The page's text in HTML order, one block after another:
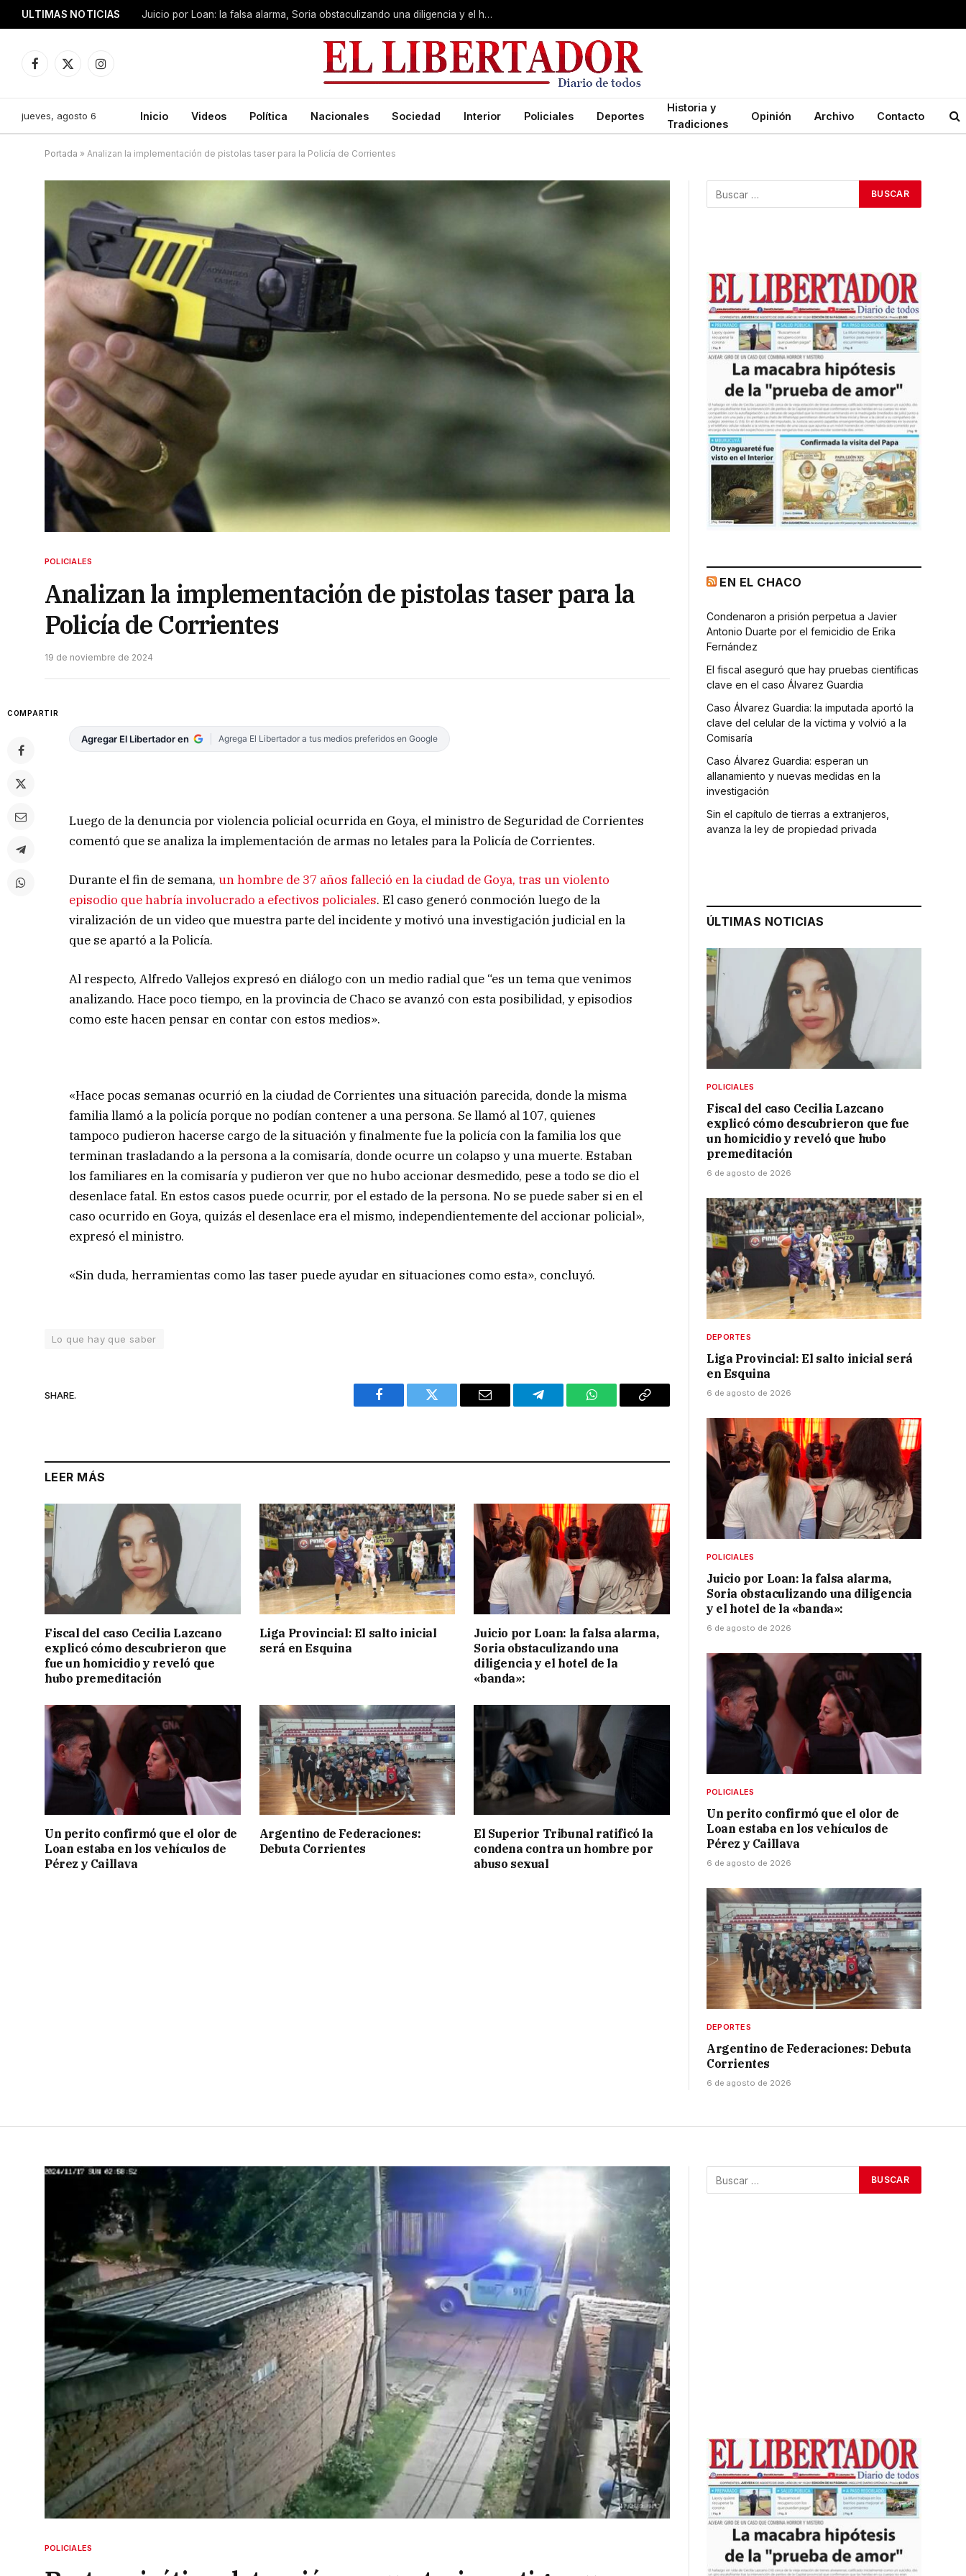
ULTIMAS NOTICIAS Juicio por Loan: la falsa alarma, Soria obstaculizando una diligencia y el hotel de la «banda»:
Facebook
X
Instagram
jueves, agosto 6 Inicio Videos Política Nacionales Sociedad Interior Policiales Deportes
Historia y
Tradiciones
Opinión Archivo Contacto
Portada » Analizan la implementación de pistolas taser para la Policía de Corrientes
POLICIALES
Analizan la implementación de pistolas taser para la
Policía de Corrientes
19 de noviembre de 2024
COMPARTIR
Agregar El Libertador en Agrega El Libertador a tus medios preferidos en Google
Luego de la denuncia por violencia policial ocurrida en Goya, el ministro de Seguridad de Corrientes
comentó que se analiza la implementación de armas no letales para la Policía de Corrientes.
Durante el fin de semana,un hombre de 37 años falleció en la ciudad de Goya, tras un violento
episodio que habría involucrado a efectivos policiales. El caso generó conmoción luego de la
viralización de un video que muestra parte del incidente y motivó una investigación judicial en la
que se apartó a la Policía.
Al respecto, Alfredo Vallejos expresó en diálogo con un medio radial que “es un tema que venimos
analizando. Hace poco tiempo, en la provincia de Chaco se avanzó con esta posibilidad, y episodios
como este hacen pensar en contar con estos medios».
«Hace pocas semanas ocurrió en la ciudad de Corrientes una situación parecida, donde la misma
familia llamó a la policía porque no podían contener a una persona. Se llamó al 107, quienes
tampoco pudieron hacerse cargo de la situación y finalmente fue la policía con la familia los que
terminan trasladando a la persona a la comisaría, donde ocurre un colapso y una muerte. Estaban
los familiares en la comisaría y pudieron ver que no hubo accionar desmedido, pese a todo se dio el
desenlace fatal. En estos casos puede ocurrir, por el estado de la persona. No se puede saber si en el
caso ocurrido en Goya, quizás el desenlace era el mismo, independientemente del accionar policial»,
expresó el ministro.
«Sin duda, herramientas como las taser puede ayudar en situaciones como esta», concluyó.
Lo que hay que saber
SHARE.
Facebook Twitter Email Telegram WhatsAppCopy
LEER MÁS
Fiscal del caso Cecilia Lazcano
explicó cómo descubrieron que
fue un homicidio y reveló que
hubo premeditación
Liga Provincial: El salto inicial
será en Esquina
Juicio por Loan: la falsa alarma,
Soria obstaculizando una
diligencia y el hotel de la
«banda»:
Un perito confirmó que el olor de
Loan estaba en los vehículos de
Pérez y Caillava
Argentino de Federaciones:
Debuta Corrientes
El Superior Tribunal ratificó la
condena contra un hombre por
abuso sexual
EN EL CHACO
Condenaron a prisión perpetua a Javier
Antonio Duarte por el femicidio de Erika
Fernández
El fiscal aseguró que hay pruebas científicas
clave en el caso Álvarez Guardia
Caso Álvarez Guardia: la imputada aportó la
clave del celular de la víctima y volvió a la
Comisaría
Caso Álvarez Guardia: esperan un
allanamiento y nuevas medidas en la
investigación
Sin el capítulo de tierras a extranjeros,
avanza la ley de propiedad privada
ÚLTIMAS NOTICIAS
POLICIALES
Fiscal del caso Cecilia Lazcano
explicó cómo descubrieron que fue
un homicidio y reveló que hubo
premeditación
6 de agosto de 2026
DEPORTES
Liga Provincial: El salto inicial será
en Esquina
6 de agosto de 2026
POLICIALES
Juicio por Loan: la falsa alarma,
Soria obstaculizando una diligencia
y el hotel de la «banda»:
6 de agosto de 2026
POLICIALES
Un perito confirmó que el olor de
Loan estaba en los vehículos de
Pérez y Caillava
6 de agosto de 2026
DEPORTES
Argentino de Federaciones: Debuta
Corrientes
6 de agosto de 2026
POLICIALES